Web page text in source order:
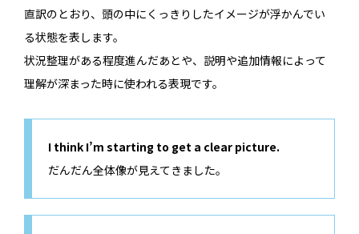
直訳のとおり、頭の中にくっきりしたイメージが浮かんでい
る状態を表します。
状況整理がある程度進んだあとや、説明や追加情報によって
理解が深まった時に使われる表現です。
I think I’m starting to get a clear picture.
だんだん全体像が見えてきました。